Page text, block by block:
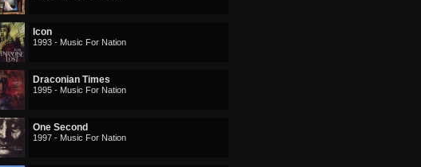
Icon
1993 - Music For Nation
Draconian Times
1995 - Music For Nation
One Second
1997 - Music For Nation